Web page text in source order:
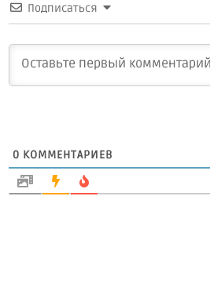
Подписаться
0 КОММЕНТАРИЕВ